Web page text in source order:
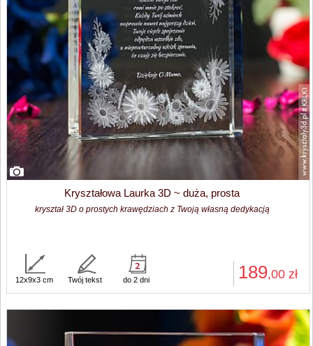
Kryształowa Laurka 3D ~ duża, prosta
kryształ 3D o prostych krawędziach z Twoją własną dedykacją
189,00 zł
12x9x3 cm Twój tekst do 2 dni